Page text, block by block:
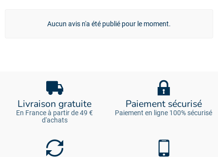
Aucun avis n'a été publié pour le moment.
Livraison gratuite
En France à partir de 49 €
d'achats
Paiement sécurisé
Paiement en ligne 100% sécurisé